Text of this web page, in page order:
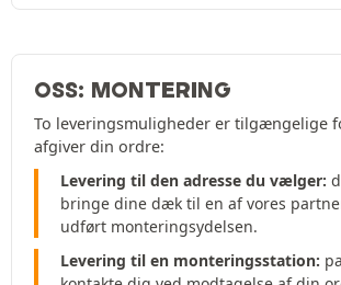
OSS: MONTERING
To leveringsmuligheder er tilgængelige
afgiver din ordre:
Levering til den adresse du vælger:
bringe dine dæk til en af vores
udført monteringsydelsen.
Levering til en monteringsstation: